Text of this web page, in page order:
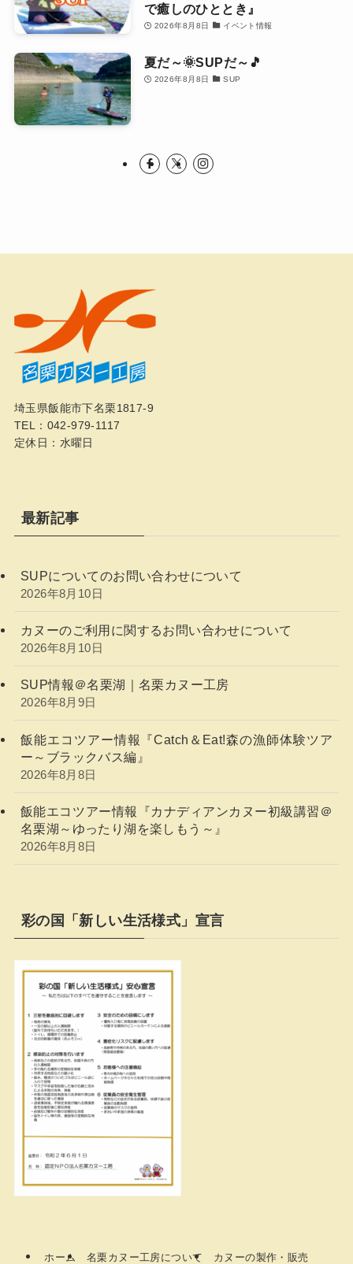
で癒しのひととき』
2026年8月8日 イベント情報
夏だ～🌞SUPだ～🎵
2026年8月8日 SUP
埼玉県飯能市下名栗1817-9
TEL：042-979-1117
定休日：水曜日
最新記事
SUPについてのお問い合わせについて
2026年8月10日
カヌーのご利用に関するお問い合わせについて
2026年8月10日
SUP情報＠名栗湖｜名栗カヌー工房
2026年8月9日
飯能エコツアー情報『Catch＆Eat!森の漁師体験ツア
ー～ブラックバス編』
2026年8月8日
飯能エコツアー情報『カナディアンカヌー初級講習＠
名栗湖～ゆったり湖を楽しもう～』
2026年8月8日
彩の国「新しい生活様式」宣言
ホーム 名栗カヌー工房について カヌーの製作・販売